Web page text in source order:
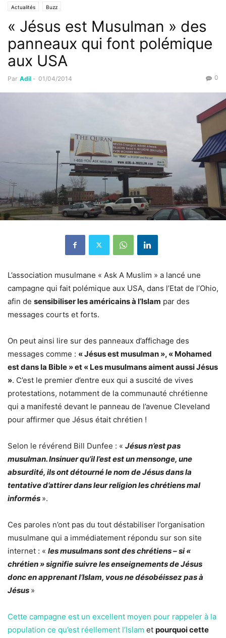
Actualités Buzz
« Jésus est Musulman » des
panneaux qui font polémique
aux USA
Par Adil - 01/04/2014 0
L’association musulmane « Ask A Muslim » a lancé une
campagne qui fait polémique aux USA, dans l’Etat de l’Ohio,
afin de sensibiliser les américains à l’Islam par des
messages courts et forts.
On peut ainsi lire sur des panneaux d’affichage des
messages comme : « Jésus est musulman », « Mohamed
est dans la Bible » et « Les musulmans aiment aussi Jésus
». C’est le premier d’entre eux qui a suscité de vives
protestations, notamment de la communauté chrétienne
qui a manifesté devant le panneau de l’avenue Cleveland
pour affirmer que Jésus était chrétien !
Selon le révérend Bill Dunfee : « Jésus n’est pas
musulman. Insinuer qu’il l’est est un mensonge, une
absurdité, ils ont détourné le nom de Jésus dans la
tentative d’attirer dans leur religion les chrétiens mal
informés ».
Ces paroles n’ont pas du tout déstabiliser l’organisation
musulmane qui a immédiatement répondu sur son site
internet : « les musulmans sont des chrétiens – si «
chrétien » signifie suivre les enseignements de Jésus
donc en apprenant l’Islam, vous ne désobéissez pas à
Jésus »
Cette campagne est un excellent moyen pour rappeler à la
population ce qu’est réellement l’Islam et pourquoi cette